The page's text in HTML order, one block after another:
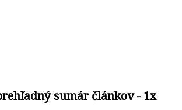
sumár článkov - 1x